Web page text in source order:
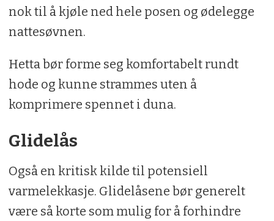
nok til å kjøle ned hele posen og ødelegge
nattesøvnen.
Hetta bør forme seg komfortabelt rundt
hode og kunne strammes uten å
komprimere spennet i duna.
Glidelås
Også en kritisk kilde til potensiell
varmelekkasje. Glidelåsene bør generelt
være så korte som mulig for å forhindre